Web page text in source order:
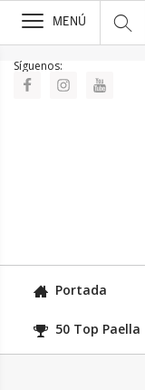
>
MENÚ
Síguenos:
Portada
50 Top Paella